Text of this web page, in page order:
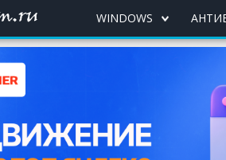
WINDOWS